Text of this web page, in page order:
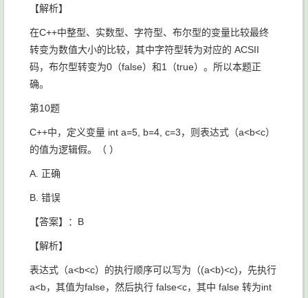
【解析】
在C++中整型、实数型、字符型、布尔型的变量比较最终
转变为数值大小的比较，其中字符型转为对应的 ACSII
码，布尔型转变为0（false）和1（true）。所以本题正
确。
第10题
C++中，定义变量 int a=5, b=4, c=3，则表达式（a<b<c）
的值为逻辑假。（ ）
A. 正确
B. 错误
【答案】：B
【解析】
表达式（a<b<c）的执行顺序可以写为（(a<b)<c)，先执行
a<b，其值为false，然后执行 false<c，其中 false 转为int